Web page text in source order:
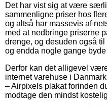
Det har vist sig at være
sammenligne priser hos
og altså har massevis af
med at nedbringe priserne
drenge, og desuden også
og endda nogle gange
Derfor kan det alligevel
internet varehuse i
– Airpixels plakat forinden
modtage den mindst